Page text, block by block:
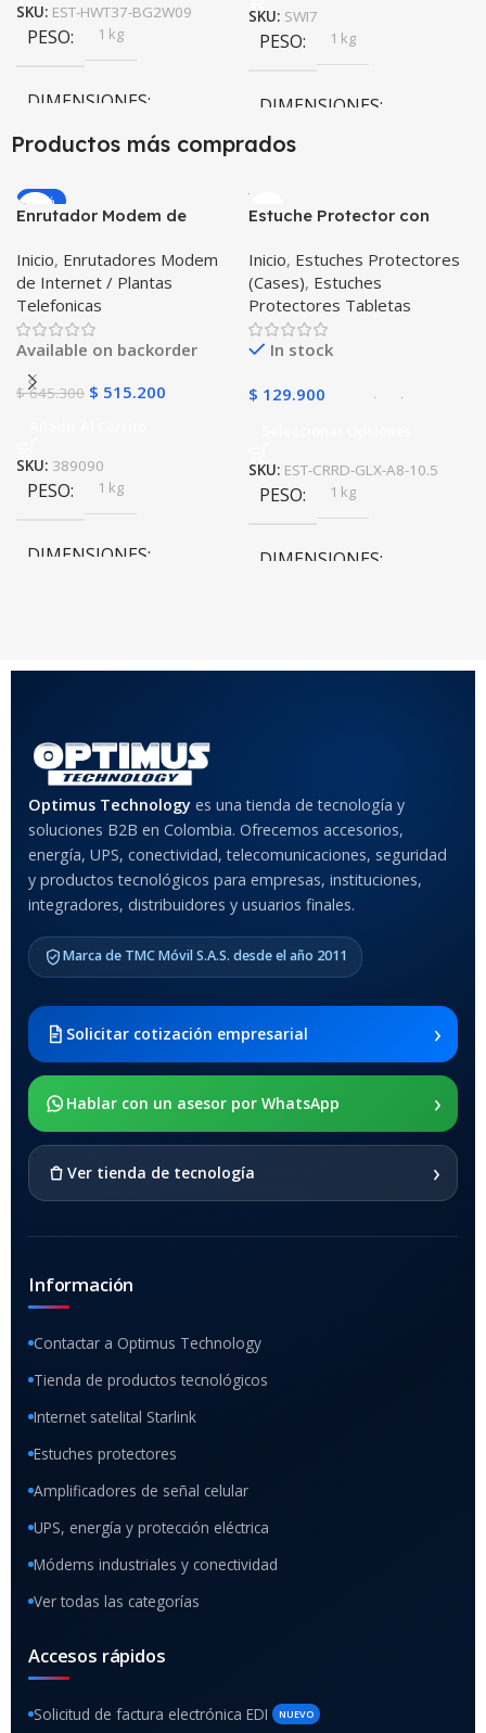
SKU: EST-HWT37-BG2W09
PESO 1 kg
DIMENSIONES
10 × 10 × 10 cm
COLOR Negro
SKU: SWI7
PESO 1 kg
DIMENSIONES
COLOR Negro ,Rosa
PULSO ADICIONAL
Goma , Metalizado
Productos más comprados
-20%
Enrutador Modem de
Libre Todo Operador 4G
LTE SIMCARD
Inicio, Enrutadores Modem
de Internet / Plantas
Telefonicas
Available on backorder
$645.300 $ 515.200
SKU: 389090
PESO 1 kg
DIMENSIONES
Estuche Protector con
Tablet Samsung Galaxy
Tab A8 10.5 2021 – 2022
SM-x200 SM-x205 Anti
golpes con soporte
Inicio, Estuches Protectores
(Cases), Estuches
Protectores Tabletas
In stock
$ 129.900
SKU: EST-CRRD-GLX-A8-10.5
PESO 1 kg
DIMENSIONES
COLOR
Anti-Shock
MODELO DE TABLETS
COMPATIBLES
2021 SM-x200 / Samsung
Galaxy Tab A8 10.5 2021 SM-
x205
SOPORTE DE APOYO
Optimus Technology es una tienda de tecnología y
soluciones B2B en Colombia. Ofrecemos accesorios,
energía, UPS, conectividad, telecomunicaciones, seguridad
y productos tecnológicos para empresas, instituciones,
integradores, distribuidores y usuarios finales.
Marca de TMC Móvil S.A.S. desde el año 2011
Solicitar cotización empresarial ›
Hablar con un asesor por WhatsApp ›
Ver tienda de tecnología ›
Información
Contactar a Optimus Technology
Tienda de productos tecnológicos
Internet satelital Starlink
Estuches protectores
Amplificadores de señal celular
UPS, energía y protección eléctrica
Módems industriales y conectividad
Ver todas las categorías
Accesos rápidos
Solicitud de factura electrónica EDI NUEVO